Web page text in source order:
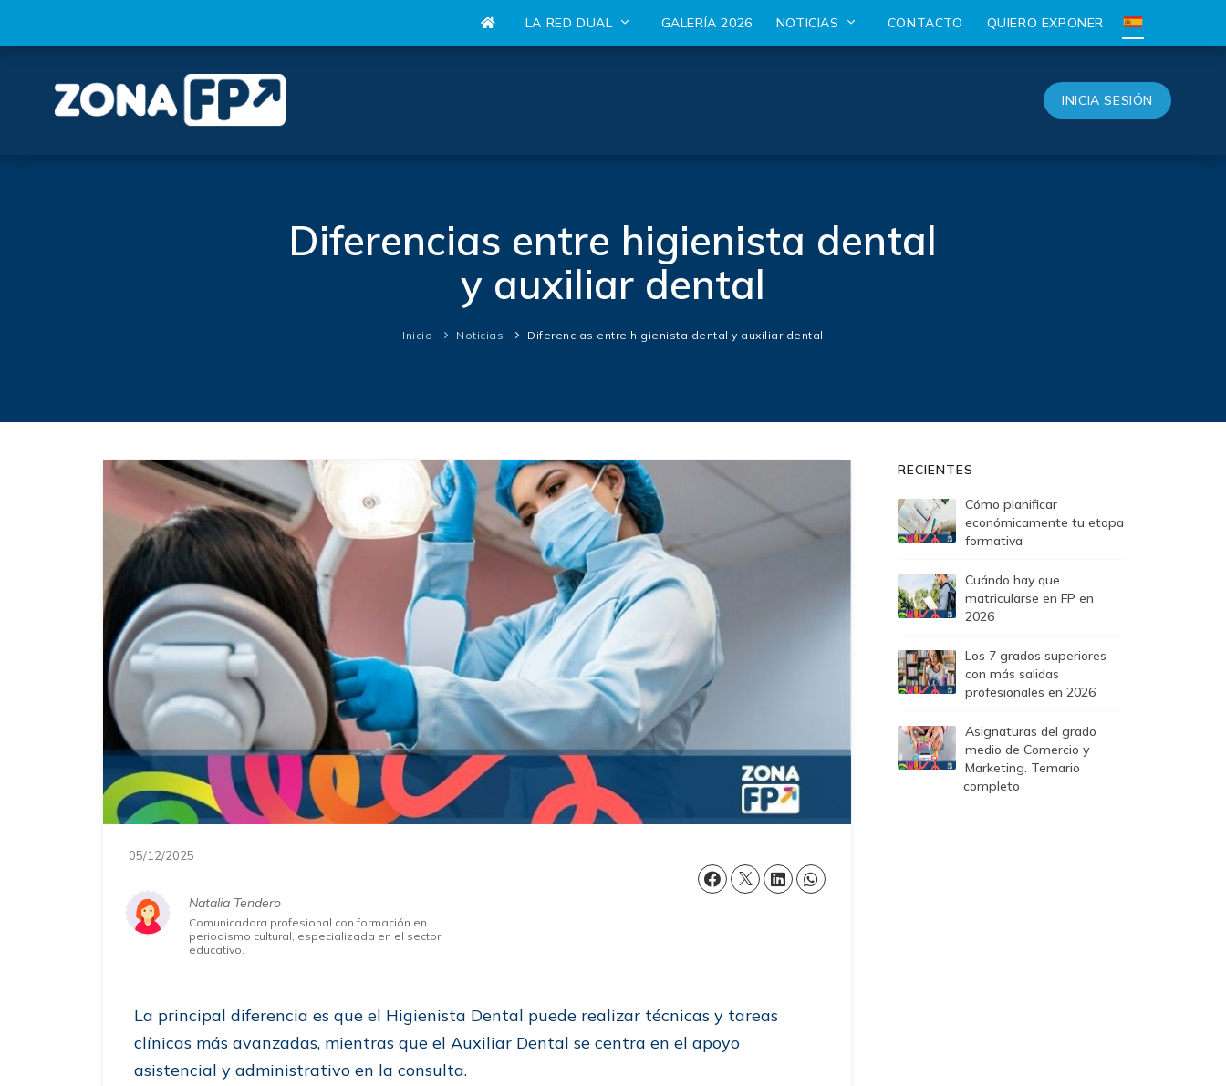
LA RED DUAL GALERÍA 2026 NOTICIAS CONTACTO QUIERO EXPONER
INICIA SESIÓN
Diferencias entre higienista dental
y auxiliar dental
Inicio Noticias Diferencias entre higienista dental y auxiliar dental
05/12/2025
Natalia Tendero
Comunicadora profesional con formación en
periodismo cultural, especializada en el sector
educativo.
La principal diferencia es que el Higienista Dental puede realizar técnicas y tareas
clínicas más avanzadas, mientras que el Auxiliar Dental se centra en el apoyo
asistencial y administrativo en la consulta.
RECIENTES
Cómo planificar
económicamente tu etapa
formativa
Cuándo hay que
matricularse en FP en
2026
Los 7 grados superiores
con más salidas
profesionales en 2026
Asignaturas del grado
medio de Comercio y
Marketing. Temario
completo